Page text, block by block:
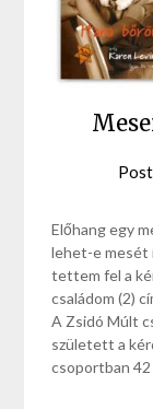
Előhang egy
lehet-e mesét
tettem fel a
családom (2)
A Zsidó Múlt
született a
csoportban 42